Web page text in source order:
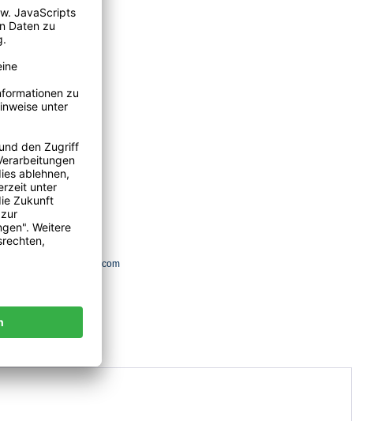
| contact(a)armorlux.com